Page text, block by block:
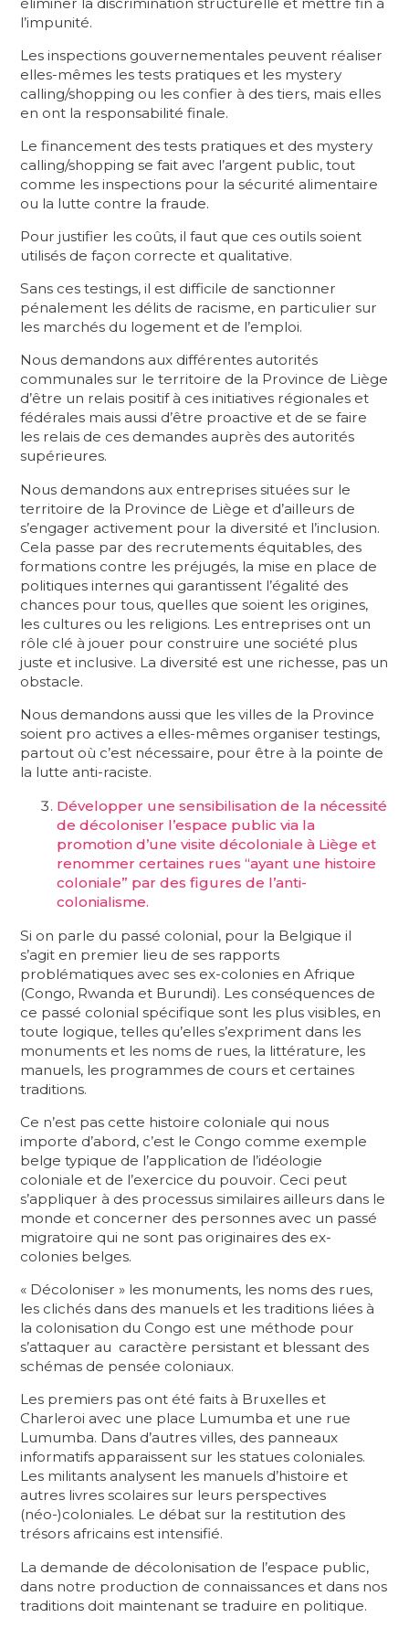
l’impunité.
Les inspections gouvernementales peuvent réaliser
elles-mêmes les tests pratiques et les mystery
calling/shopping ou les confier à des tiers, mais elles
en ont la responsabilité finale.
Le financement des tests pratiques et des mystery
calling/shopping se fait avec l’argent public, tout
comme les inspections pour la sécurité alimentaire
ou la lutte contre la fraude.
Pour justifier les coûts, il faut que ces outils soient
utilisés de façon correcte et qualitative.
Sans ces testings, il est difficile de sanctionner
pénalement les délits de racisme, en particulier sur
les marchés du logement et de l’emploi.
Nous demandons aux différentes autorités
communales sur le territoire de la Province de Liège
d’être un relais positif à ces initiatives régionales et
fédérales mais aussi d’être proactive et de se faire
les relais de ces demandes auprès des autorités
supérieures.
Nous demandons aux entreprises situées sur le
territoire de la Province de Liège et d’ailleurs de
s’engager activement pour la diversité et l’inclusion.
Cela passe par des recrutements équitables, des
formations contre les préjugés, la mise en place de
politiques internes qui garantissent l’égalité des
chances pour tous, quelles que soient les origines,
les cultures ou les religions. Les entreprises ont un
rôle clé à jouer pour construire une société plus
juste et inclusive. La diversité est une richesse, pas un
obstacle.
Nous demandons aussi que les villes de la Province
soient pro actives a elles-mêmes organiser testings,
partout où c’est nécessaire, pour être à la pointe de
la lutte anti-raciste.
Développer une sensibilisation de la nécessité
de décoloniser l’espace public via la
promotion d’une visite décoloniale à Liège et
renommer certaines rues “ayant une histoire
coloniale” par des figures de l’anti-
colonialisme.
Si on parle du passé colonial, pour la Belgique il
s’agit en premier lieu de ses rapports
problématiques avec ses ex-colonies en Afrique
(Congo, Rwanda et Burundi). Les conséquences de
ce passé colonial spécifique sont les plus visibles, en
toute logique, telles qu’elles s’expriment dans les
monuments et les noms de rues, la littérature, les
manuels, les programmes de cours et certaines
traditions.​
Ce n’est pas cette histoire coloniale qui nous
importe d’abord, c’est le Congo comme exemple
belge typique de l’application de l’idéologie
coloniale et de l’exercice du pouvoir. Ceci peut
s’appliquer à des processus similaires ailleurs dans le
monde et concerner des personnes avec un passé
migratoire qui ne sont pas originaires des ex-
colonies belges.
« Décoloniser » les monuments, les noms des rues,
les clichés dans des manuels et les traditions liées à
la colonisation du Congo est une méthode pour
s’attaquer au caractère persistant et blessant des
schémas de pensée coloniaux.
Les premiers pas ont été faits à Bruxelles et
Charleroi avec une place Lumumba et une rue
Lumumba. Dans d’autres villes, des panneaux
informatifs apparaissent sur les statues coloniales.
Les militants analysent les manuels d’histoire et
autres livres scolaires sur leurs perspectives
(néo-)coloniales. Le débat sur la restitution des
trésors africains est intensifié.
La demande de décolonisation de l’espace public,
dans notre production de connaissances et dans nos
traditions doit maintenant se traduire en politique.